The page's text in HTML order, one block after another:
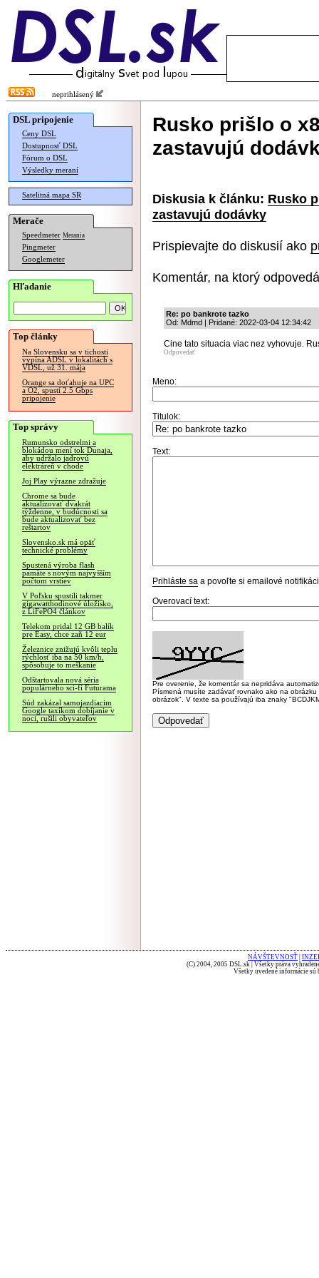
neprihlásený
DSL pripojenie
Ceny DSL
Dostupnosť DSL
Fórum o DSL
Výsledky meraní
Satelitná mapa SR
Merače
Speedmeter Merania
Pingmeter
Googlemeter
Hľadanie
Top články
Na Slovensku sa v tichosti
vypína ADSL v lokalitách s
VDSL, už 31. mája
Orange sa doťahuje na UPC
a O2, spustí 2.5 Gbps
pripojenie
Top správy
Rumunsko odstrelmi a
blokádou mení tok Dunaja,
aby udržalo jadrovú
elektráreň v chode
Joj Play výrazne zdražuje
Chrome sa bude
aktualizovať dvakrát
týždenne, v budúcnosti sa
bude aktualizovať bez
reštartov
Slovensko.sk má opäť
technické problémy
Spustená výroba flash
pamäte s novým najvyšším
počtom vrstiev
V Poľsku spustili takmer
gigawatthodinové úložisko,
z LiFePO4 článkov
Telekom pridal 12 GB balík
pre Easy, chce zaň 12 eur
Železnice znižujú kvôli teplu
rýchlosť iba na 50 km/h,
spôsobuje to meškanie
Odštartovala nová séria
populárneho sci-fi Futurama
Súd zakázal samojazdiacim
Google taxíkom dobíjanie v
noci, rušili obyvateľov
Rusko prišlo o
zastavujú
Diskusia k článku: Rusko
zastavujú dodávky
Prispievajte do diskusií ako
Komentár, na ktorý
Re: po bankrote tazko
Od: Mdmd | Pridané: 2022-03-04 12:34:42
Cine tato situacia viac nez vyhovuje.
Odpovedať
Meno:
Titulok:
Text:
Prihláste sa a povoľte si emailové
Overovací text:
Pre overenie, že komentár sa nepridáva
Písmená musíte zadávať rovnako ako na
obrázok". V texte sa používajú iba znaky
NÁVŠTEVNOSŤ
(C) 2004, 2005 DSL.sk | Všetky práva
Všetky uvedené informácie sú